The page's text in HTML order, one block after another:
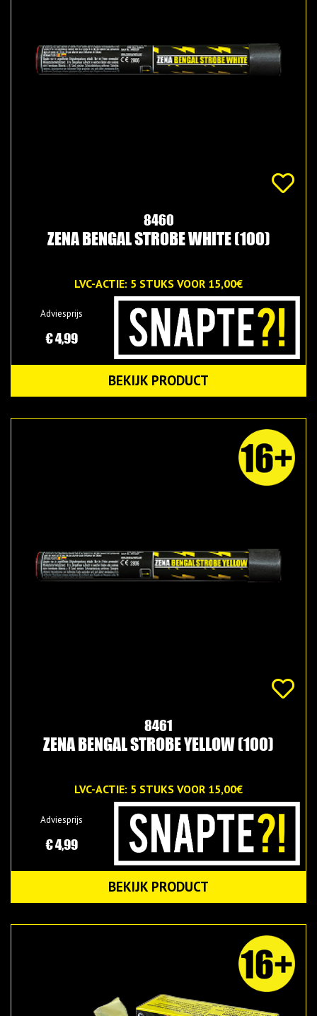
8460
ZENA BENGAL STROBE WHITE (100)
LVC-ACTIE: 5 STUKS VOOR 15,00€
Adviesprijs
€ 4,99
BEKIJK PRODUCT
8461
ZENA BENGAL STROBE YELLOW (100)
LVC-ACTIE: 5 STUKS VOOR 15,00€
Adviesprijs
€ 4,99
BEKIJK PRODUCT